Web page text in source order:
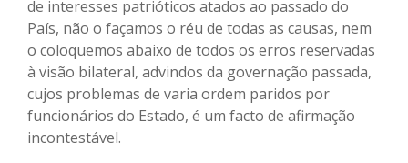
de interesses patrióticos atados ao passado do
País, não o façamos o réu de todas as causas, nem
o coloquemos abaixo de todos os erros reservadas
à visão bilateral, advindos da governação passada,
cujos problemas de varia ordem paridos por
funcionários do Estado, é um facto de afirmação
incontestável.